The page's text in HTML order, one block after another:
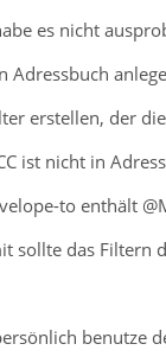
es nicht
Adressbuch
erstellen, der
ist nicht in
to enthält
sollte das Filtern
benutze